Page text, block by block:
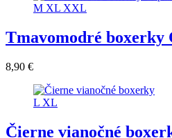
M XL XXL
Tmavomodré boxerky
8,90 €
L XL
Čierne vianočné